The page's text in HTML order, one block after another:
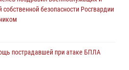
безопасности Росгвардии
пострадавшей при атаке БПЛА